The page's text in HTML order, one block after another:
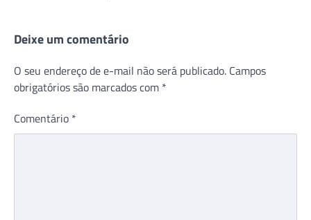
Deixe um comentário
O seu endereço de e-mail não será publicado. Campos
obrigatórios são marcados com *
Comentário *